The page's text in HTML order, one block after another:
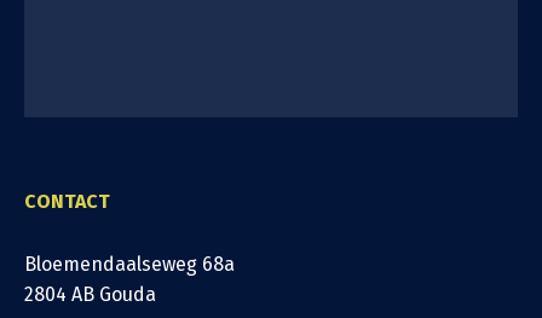
CONTACT
Bloemendaalseweg 68a
2804 AB Gouda